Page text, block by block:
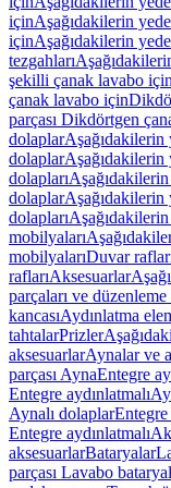
içinAşağıdakilerin
içinAşağıdakilerin
tezgahları
şekilli çanak lavabo için
çanak lavabo için
parçası Dikdörtgen
dolaplarAşağıdakilerin
dolaplarAşağıdakilerin
dolapları
dolaplarAşağıdakilerin
dolapları
mobilyaları
mobilyalarıDuvar
raflarıAksesuarlar
parçaları ve düzenleme
kancasıAydınlatma
tahtalarPrizler
aksesuarlarAynalar ve
parçası AynaEntegre
Entegre aydınlatmalı
Aynalı dolaplarEntegre
Entegre aydınlatmalı
aksesuarlarBataryalar
parçası Lavabo